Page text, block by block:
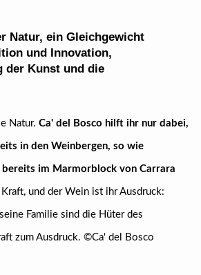
Natur, ein Gleichgewicht
und Innovation,
der Kunst und die
Natur. Ca' del Bosco hilft ihr nur dabei,
in den Weinbergen, so wie
bereits im Marmorblock von Carrara
und der Wein ist ihr Ausdruck:
Familie sind die Hüter des
zum Ausdruck. ©Ca' del Bosco